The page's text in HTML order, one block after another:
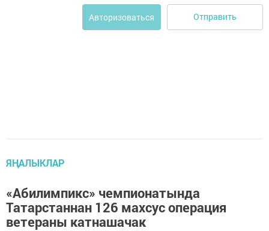
Авторизоваться Отправить
ЯҢАЛЫКЛАР
«Абилимпикс» чемпионатында
Татарстаннан 126 махсус операция
ветераны катнашачак